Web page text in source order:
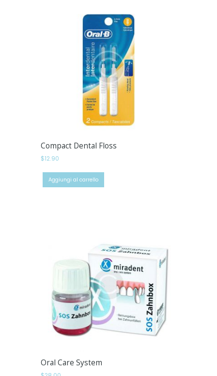
Compact Dental Floss
$12.90
Aggiungi al carrello
Oral Care System